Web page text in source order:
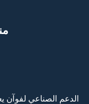
الدعم الصناعي لفوآن